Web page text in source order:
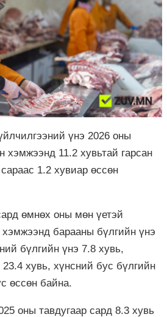
үнэ 2026 оны
хэмжээнд 11.2 хувьтай гарсан
1.2 хувиар өссөн
өмнөх оны мөн үетэй
барааны бүлгийн үнэ
бүлгийн үнэ 7.8 хувь,
хувь, хүнсний бус бүлгийн
өссөн байна.
оны тавдугаар сард 8.3 хувь